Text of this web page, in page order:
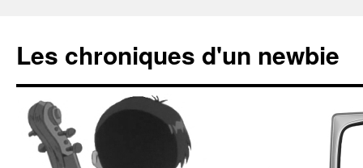
Les chroniques d'un newbie